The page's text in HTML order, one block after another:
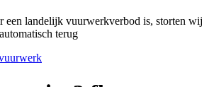
een landelijk vuurwerkverbod is, storten wij
terug